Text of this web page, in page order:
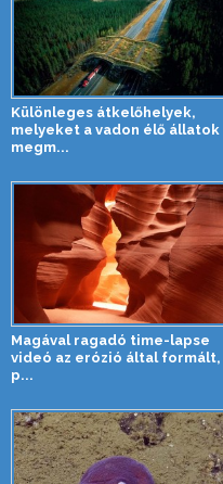
Különleges átkelőhelyek,
melyeket a vadon élő állatok
megm...
Magával ragadó time-lapse
videó az erózió által formált,
p...